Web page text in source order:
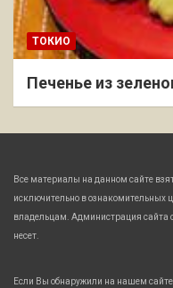
ТОКИО
Печенье из
Все материалы на данном сайте
исключительно в ознакомительных
владельцам. Администрация сайта
несет.
Если Вы обнаружили на нашем